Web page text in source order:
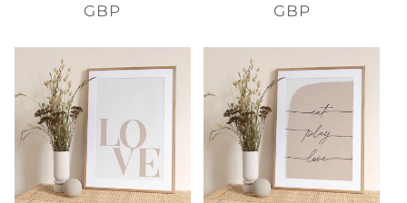
habituelGBP
habituelGBP